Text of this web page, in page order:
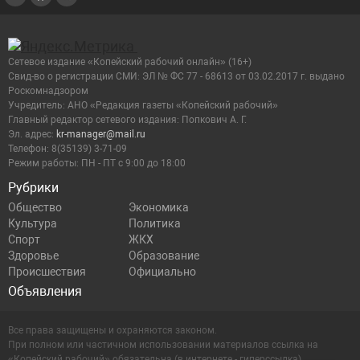
Рубрики
Общество
Экономика
Культура
Политика
Спорт
ЖКХ
Здоровье
Образование
Происшествия
Официально
Объявления
Сетевое издание «Копейский рабочий онлайн» (16+)
Cвид-во о регистрации СМИ: ЭЛ № ФС 77 - 68613 от 03.02.2017 г. выдано
Роскомнадзором
Учредитель: АНО «Редакция газеты «Копейский рабочий»
Главный редактор сетевого издания: Попкович А. Г.
Эл. адрес: kr-manager@mail.ru
Телефон: 8(35139) 3-71-09
Режим работы: ПН - ПТ с 9:00 до 18:00
Все права защищены и охраняются законом.
При полном или частичном использовании материалов ссылка на